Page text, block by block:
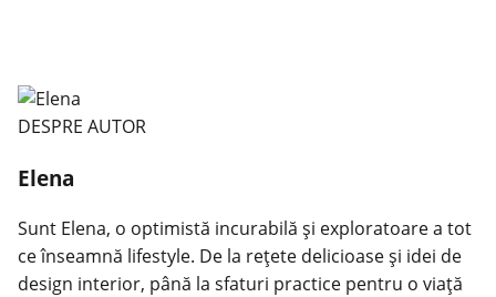
DESPRE AUTOR
Elena
Sunt Elena, o optimistă incurabilă și exploratoare a tot
ce înseamnă lifestyle. De la rețete delicioase și idei de
design interior, până la sfaturi practice pentru o viață